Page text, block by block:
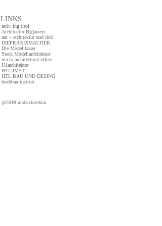
LINKS
arch+ing tirol
Architektur B[r]auerei
aut – architektur und tirol
DIEPRAXIXMACHER
Die Modellbauer
Steck Modellarchitektur
ma.lo architectural office
U1architektur
HTL-IMST
HTL BAU UND DESING
hochbau institut
@2018 undarchitektur